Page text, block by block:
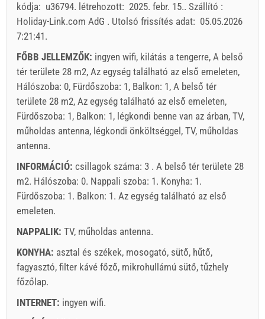
kódja: u36794. létrehozott: 2025. febr. 15.. Szállító :
Holiday-Link.com AdG . Utolsó frissítés adat: 05.05.2026
7:21:41.
FŐBB JELLEMZŐK: ingyen wifi, kilátás a tengerre, A belső
tér területe 28 m2, Az egység található az első emeleten,
Hálószoba: 0, Fürdőszoba: 1, Balkon: 1, A belső tér
területe 28 m2, Az egység található az első emeleten,
Fürdőszoba: 1, Balkon: 1, légkondi benne van az árban, TV,
műholdas antenna, légkondi önköltséggel, TV, műholdas
antenna.
INFORMÁCIÓ: csillagok száma: 3 . A belső tér területe 28
m2. Hálószoba: 0. Nappali szoba: 1. Konyha: 1.
Fürdőszoba: 1. Balkon: 1. Az egység található az első
emeleten.
NAPPALIK: TV, műholdas antenna.
KONYHA: asztal és székek, mosogató, sütő, hűtő,
fagyasztó, filter kávé főző, mikrohullámú sütő, tűzhely
főzőlap.
INTERNET: ingyen wifi.